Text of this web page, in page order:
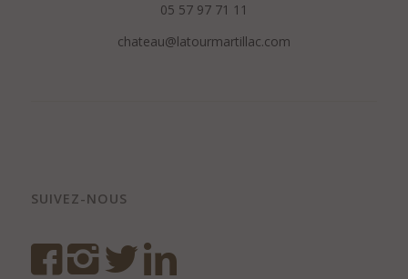
05 57 97 71 11
chateau@latourmartillac.com
SUIVEZ-NOUS